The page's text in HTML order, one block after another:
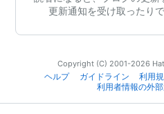
更新通知を受け取ったり
Copyright (C) 2001-2026
ヘルプ
ガイドライン 利用
利用者情報の外